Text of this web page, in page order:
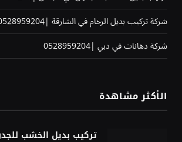
شركة تركيب بديل الرخام في الشارقة |0528959204
شركة دهانات في دبي |0528959204
الأكثر مشاهدة
تركيب بديل الخشب